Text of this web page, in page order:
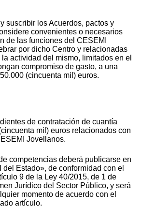
suscribir los Acuerdos, pactos y
convenientes o necesarios
de las funciones del CESEMI
por dicho Centro y relacionadas
actividad del mismo, limitados en el
compromiso de gasto, a una
(cincuenta mil) euros.
de contratación de cuantía
mil) euros relacionados con
Jovellanos.
competencias deberá publicarse en
Estado», de conformidad con el
9 de la Ley 40/2015, de 1 de
Jurídico del Sector Público, y será
momento de acuerdo con el
artículo.